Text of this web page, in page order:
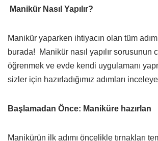
Manikür Nasıl Yapılır?
Manikür yaparken ihtiyacın olan tüm
burada! Manikür nasıl yapılır sorusunun
öğrenmek ve evde kendi uygulamanı
sizler için hazırladığımız adımları
Başlamadan Önce: Maniküre hazırlan
Manikürün ilk adımı öncelikle tırnakları